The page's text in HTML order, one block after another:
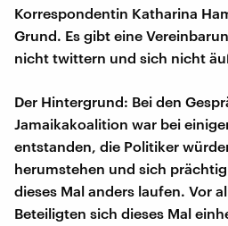
Korrespondentin Katharina
Grund. Es gibt eine
nicht twittern und sich nicht
Der Hintergrund: Bei den
Jamaikakoalition war bei
entstanden, die Politiker
herumstehen und sich
dieses Mal anders laufen. Vor
Beteiligten sich dieses Mal